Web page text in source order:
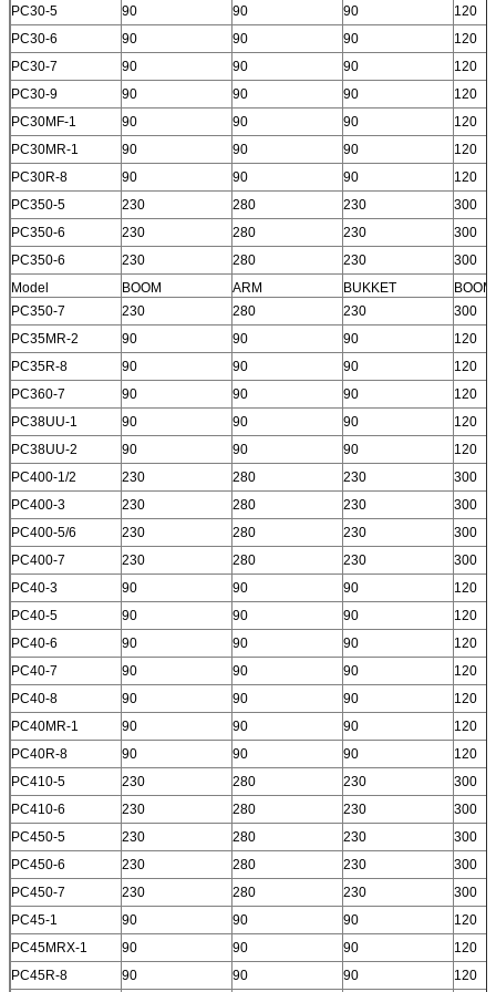
PC30-5
90 90 90
120
PC30-6
90 90 90
120
PC30-7
90 90 90
120
PC30-9
90 90 90
120
PC30MF-1
90 90 90
120
PC30MR-1
90 90 90
120
PC30R-8
90 90 90
120
PC350-5
230 280 230
300
PC350-6
230 280 230
300
PC350-6
230 280 230
300
Model
BOOM ARM BUKKET
BOOM
PC350-7
230 280 230
300
PC35MR-2
90 90 90
120
PC35R-8
90 90 90
120
PC360-7
90 90 90
120
PC38UU-1
90 90 90
120
PC38UU-2
90 90 90
120
PC400-1/2
230 280 230
300
PC400-3
230 280 230
300
PC400-5/6
230 280 230
300
PC400-7
230 280 230
300
PC40-3
90 90 90
120
PC40-5
90 90 90
120
PC40-6
90 90 90
120
PC40-7
90 90 90
120
PC40-8
90 90 90
120
PC40MR-1
90 90 90
120
PC40R-8
90 90 90
120
PC410-5
230 280 230
300
PC410-6
230 280 230
300
PC450-5
230 280 230
300
PC450-6
230 280 230
300
PC450-7
230 280 230
300
PC45-1
90 90 90
120
PC45MRX-1
90 90 90
120
PC45R-8
90 90 90 120